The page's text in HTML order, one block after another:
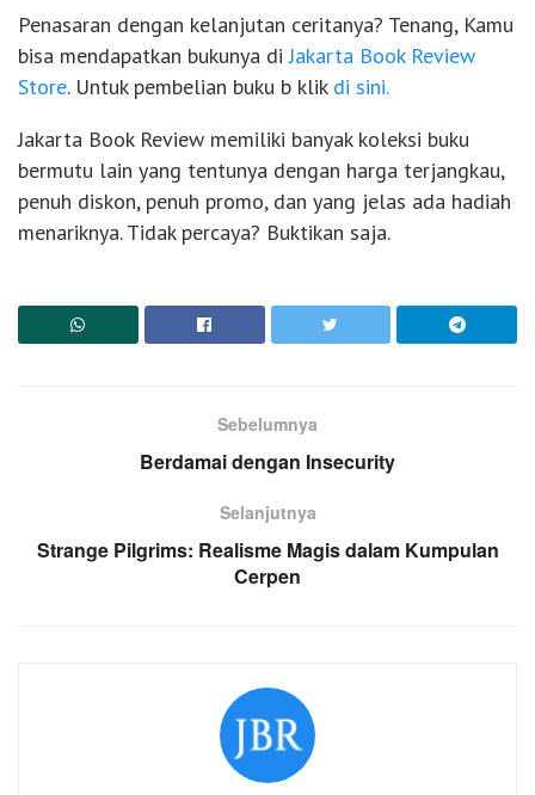
Penasaran dengan kelanjutan ceritanya? Tenang, Kamu
bisa mendapatkan bukunya diJakarta Book Review
Store. Untuk pembelian buku b klik di sini.
Jakarta Book Review memiliki banyak koleksi buku
bermutu lain yang tentunya dengan harga terjangkau,
penuh diskon, penuh promo, dan yang jelas ada hadiah
menariknya. Tidak percaya? Buktikan saja.
Sebelumnya
Berdamai dengan Insecurity
Selanjutnya
Strange Pilgrims: Realisme Magis dalam Kumpulan
Cerpen